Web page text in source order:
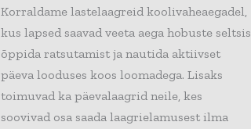
Korraldame lastelaagreid koolivaheaegadel,
kus lapsed saavad veeta aega hobuste seltsis,
õppida ratsutamist ja nautida aktiivset
päeva looduses koos loomadega. Lisaks
toimuvad ka päevalaagrid neile, kes
soovivad osa saada laagrielamusest ilma